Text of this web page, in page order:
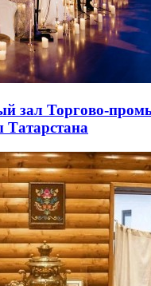
зал Торгово-
Татарстана